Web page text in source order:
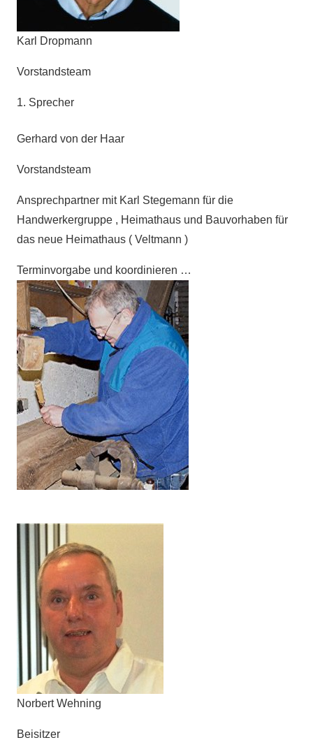
Karl Dropmann
Vorstandsteam
1. Sprecher
Gerhard von der Haar
Vorstandsteam
Ansprechpartner mit Karl Stegemann für die
Handwerkergruppe , Heimathaus und Bauvorhaben für
das neue Heimathaus ( Veltmann )
Terminvorgabe und koordinieren …
Norbert Wehning
Beisitzer